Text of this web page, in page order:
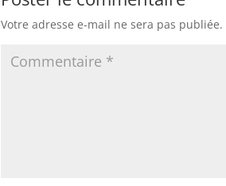
Votre adresse e-mail ne sera pas publiée.